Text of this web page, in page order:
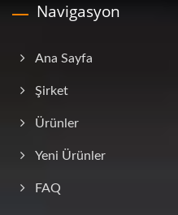
Navigasyon
Ana Sayfa
Şirket
Ürünler
Yeni Ürünler
FAQ